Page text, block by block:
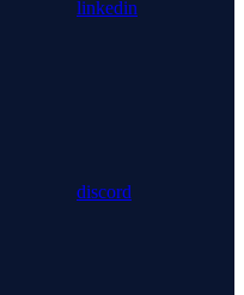
linkedin
discord